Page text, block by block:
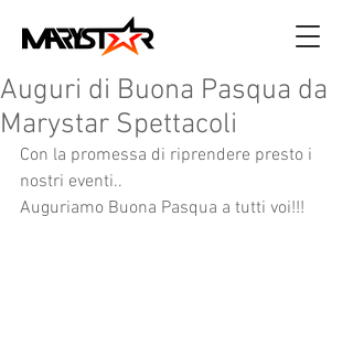
Auguri di Buona Pasqua da
Marystar Spettacoli
Con la promessa di riprendere presto i
nostri eventi..
Auguriamo Buona Pasqua a tutti voi!!!